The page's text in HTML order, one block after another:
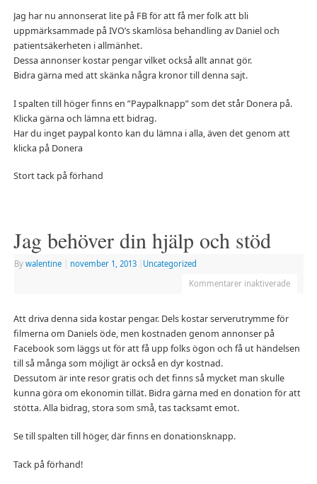
Jag har nu annonserat lite på FB för att få mer folk att bli
uppmärksammade på IVO’s skamlösa behandling av Daniel och
patientsäkerheten i allmänhet.
Dessa annonser kostar pengar vilket också allt annat gör.
Bidra gärna med att skänka några kronor till denna sajt.
I spalten till höger finns en ”Paypalknapp” som det står Donera på.
Klicka gärna och lämna ett bidrag.
Har du inget paypal konto kan du lämna i alla, även det genom att
klicka på Donera
Stort tack på förhand
Jag behöver din hjälp och stöd
By walentine november 1, 2013
Uncategorized
Kommentarer inaktiverade
Att driva denna sida kostar pengar. Dels kostar serverutrymme för
filmerna om Daniels öde, men kostnaden genom annonser på
Facebook som läggs ut för att få upp folks ögon och få ut händelsen
till så många som möjligt är också en dyr kostnad.
Dessutom är inte resor gratis och det finns så mycket man skulle
kunna göra om ekonomin tillät. Bidra gärna med en donation för att
stötta. Alla bidrag, stora som små, tas tacksamt emot.
Se till spalten till höger, där finns en donationsknapp.
Tack på förhand!